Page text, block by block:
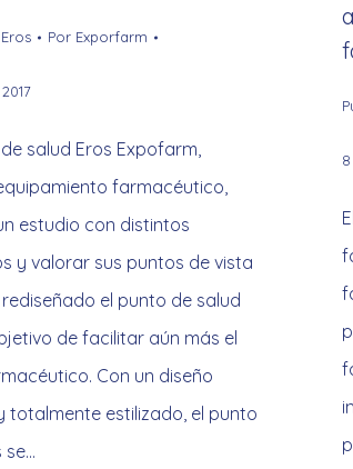
Por Exporfarm
salud Eros Expofarm,
farmacéutico,
estudio con distintos
y valorar sus puntos de vista
el punto de salud
de facilitar aún más el
Con un diseño
totalmente estilizado, el punto
se…